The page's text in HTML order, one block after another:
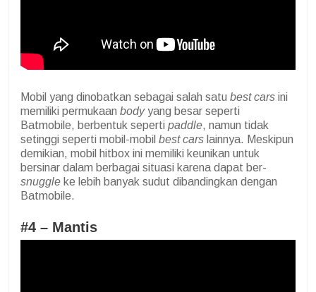
Mobil yang dinobatkan sebagai salah satu best cars ini
memiliki permukaan bodyyang besar seperti
Batmobile, berbentuk seperti paddle, namun tidak
setinggi seperti mobil-mobil best cars lainnya. Meskipun
demikian, mobil hitbox ini memiliki keunikan untuk
bersinar dalam berbagai situasi karena dapat ber-
snuggle ke lebih banyak sudut dibandingkan dengan
Batmobile.
#4 – Mantis